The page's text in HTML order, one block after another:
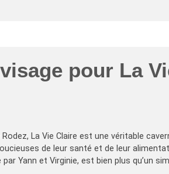
pour La
La Vie Claire est une véritable
de leur santé et de leur
Yann et Virginie, est bien plus qu’un